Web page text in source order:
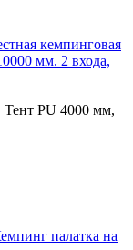
Тент PU 4000 мм,